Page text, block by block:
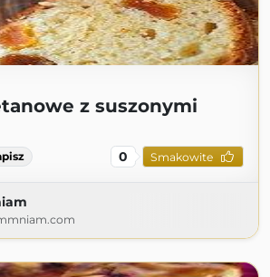
z suszonymi
0 Smakowite